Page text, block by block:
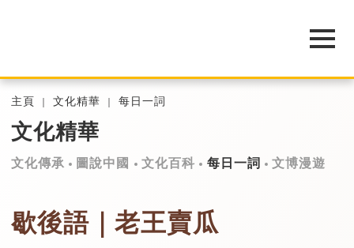
主頁 文化精華 每日一詞
文化精華
文化傳承 圖說中國 文化百科 每日一詞 文博漫遊
歇後語｜老王賣瓜